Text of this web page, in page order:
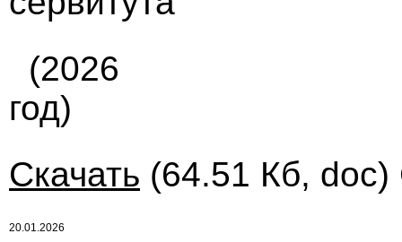
(2026
год)
Скачать (64.51 Кб, doc)
20.01.2026